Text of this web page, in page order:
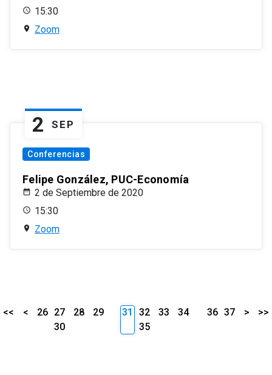
15:30
Zoom
2 SEP
Conferencias
Felipe González, PUC-Economía
2 de Septiembre de 2020
15:30
Zoom
<< < 26 27 28
29
30
31 32 33
34
35
36 37 > >>